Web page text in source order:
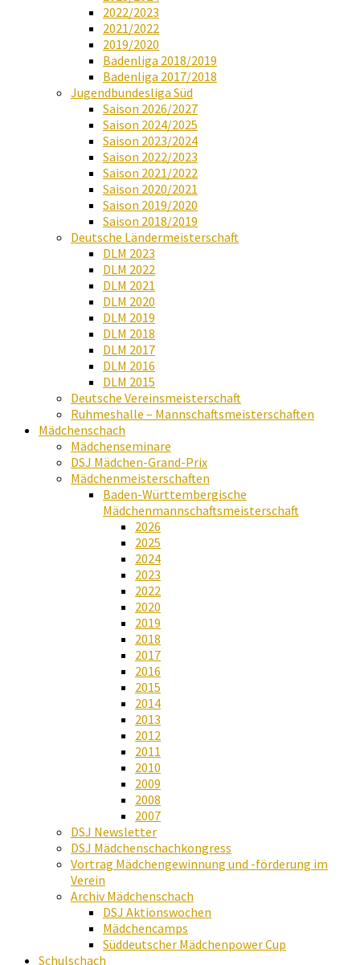
2022/2023
2021/2022
2019/2020
Badenliga 2018/2019
Badenliga 2017/2018
Jugendbundesliga Süd
Saison 2026/2027
Saison 2024/2025
Saison 2023/2024
Saison 2022/2023
Saison 2021/2022
Saison 2020/2021
Saison 2019/2020
Saison 2018/2019
Deutsche Ländermeisterschaft
DLM 2023
DLM 2022
DLM 2021
DLM 2020
DLM 2019
DLM 2018
DLM 2017
DLM 2016
DLM 2015
Deutsche Vereinsmeisterschaft
Ruhmeshalle – Mannschaftsmeisterschaften
Mädchenschach
Mädchenseminare
DSJ Mädchen-Grand-Prix
Mädchenmeisterschaften
Baden-Württembergische
Mädchenmannschaftsmeisterschaft
2026
2025
2024
2023
2022
2020
2019
2018
2017
2016
2015
2014
2013
2012
2011
2010
2009
2008
2007
DSJ Newsletter
DSJ Mädchenschachkongress
Vortrag Mädchengewinnung und -förderung im
Verein
Archiv Mädchenschach
DSJ Aktionswochen
Mädchencamps
Süddeutscher Mädchenpower Cup
Schulschach